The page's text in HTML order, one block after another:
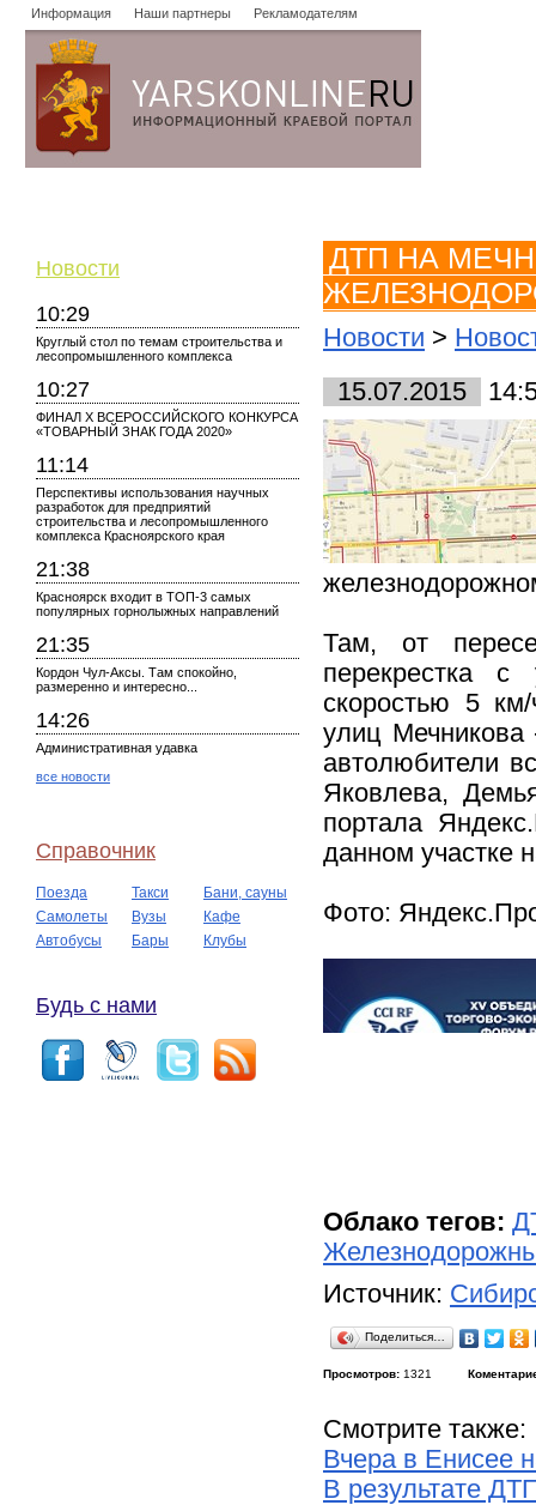
Информация Наши партнеры Рекламодателям
Новости
10:29
Круглый стол по темам строительства и
лесопромышленного комплекса
10:27
ФИНАЛ X ВСЕРОССИЙСКОГО КОНКУРСА
«ТОВАРНЫЙ ЗНАК ГОДА 2020»
11:14
Перспективы использования научных
разработок для предприятий
строительства и лесопромышленного
комплекса Красноярского края
21:38
Красноярск входит в ТОП-3 самых
популярных горнолыжных направлений
21:35
Кордон Чул-Аксы. Там спокойно,
размеренно и интересно...
14:26
Административная удавка
все новости
Справочник
Поезда Такси
Бани, сауны
Самолеты
Вузы
Кафе
Автобусы
Бары Клубы
Будь с нами
ДТП НА
Новости >
15.07.2015
Там, от
перекрестка
скоростью 5
улиц Мечникова
автолюбители
Яковлева,
портала
данном участке
Фото:
Облако тегов:
Источник:
Поделиться…
Просмотров: 1321
Смотрите также:
Вчера в Енисее
В результате